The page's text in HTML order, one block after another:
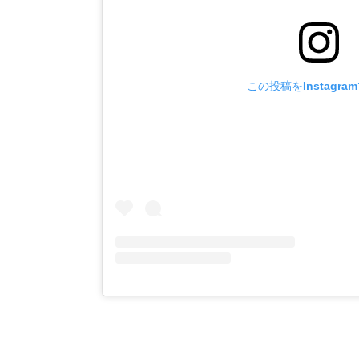
この投稿をInstagram